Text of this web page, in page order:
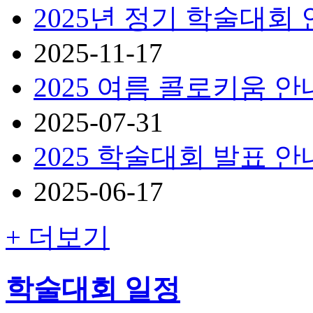
2025년 정기 학술대회
2025-11-17
2025 여름 콜로키움 안
2025-07-31
2025 학술대회 발표 안
2025-06-17
+ 더보기
학술대회 일정